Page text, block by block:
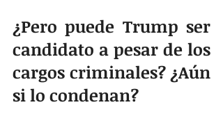
¿Pero puede Trump ser
candidato a pesar de los
cargos criminales? ¿Aún
si lo condenan?